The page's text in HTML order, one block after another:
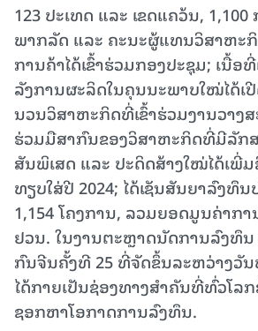
123 ປະ​ເທດ ແລະ ​ເຂດ​ແຄວ້ນ,
ພາກ​ລັດ ແລະ ຄະ​ນະ​ຜູ້​ແທນ​ວິ​ສາ​ຫະ​
ການ​ຄ້າ​ໄດ້​ເຂົ້າ​ຮ່ວມກອງ​ປະ​ຊຸມ; ເນື້ອ​
ລັງ​ການ​ຜະ​ລິດ​ໃນ​ຄຸນ​ນະ​ພາບ​ໃໝ່​ໄດ້​ເ
ນວນ​ວິ​ສາ​ຫະ​ກິດ​ທີ່​ເຂົ້າ​ຮ່ວມ​ງານ​ວາງ​
ຮ່ວມ​ມື​ສາ​ກົນ​ຂອງວິ​ສາ​ຫະ​ກິດ​​ທີ່​ມີ​ລັກ​
ສັນ​ພິ​ເສດ ແລະ ​ປະ​ດິດ​ສ້າງ​ໃໝ່​ໄດ້​ເພີ່
ທຽບ​ໃສ່​ປີ 2024; ໄດ້​ເຊັນ​ສັນ​ຍາ​ລົງ​ທຶນ​
1,154 ໂຄງ​ການ, ລວມຍອດ​ມູນ​ຄ່າ​ກ
ຢວນ. ໃນ​ງານ​ຕະຫຼາດ​ນັດການ​ລົງ​ທຶນ​
ກົນ​ຈີນ​ຄັ້ງ​ທີ 25 ທີ່​ຈັດ​ຂຶ້ນ​ລະ​ຫວ່າງວັ
ໄດ້​ກາຍ​ເປັນ​ຊ່ອງ​ທາງ​ສຳ​ຄັນ​ທີ່​ທົ່ວ​ໂລ
ຊອກ​ຫາ​ໂອ​ກາດ​ການ​ລົງ​ທຶນ.